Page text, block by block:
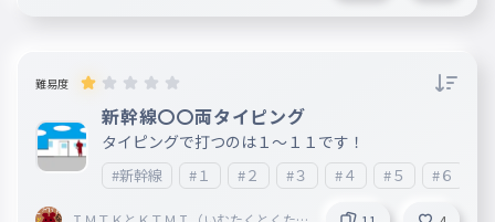
難易度
新幹線〇〇両タイピング
タイピングで打つのは１～１１です！
#新幹線 #１ #２ #３ #４ #５ #６